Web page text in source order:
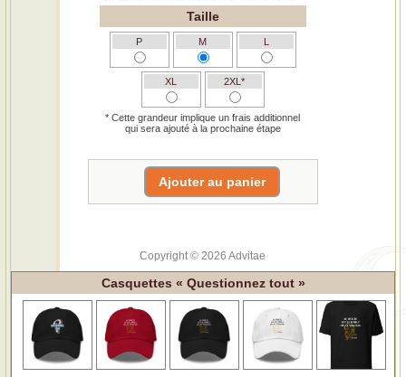
Taille
P M L
XL 2XL*
* Cette grandeur implique un frais additionnel
qui sera ajouté à la prochaine étape
Copyright © 2026 Advitae
Casquettes « Questionnez tout »